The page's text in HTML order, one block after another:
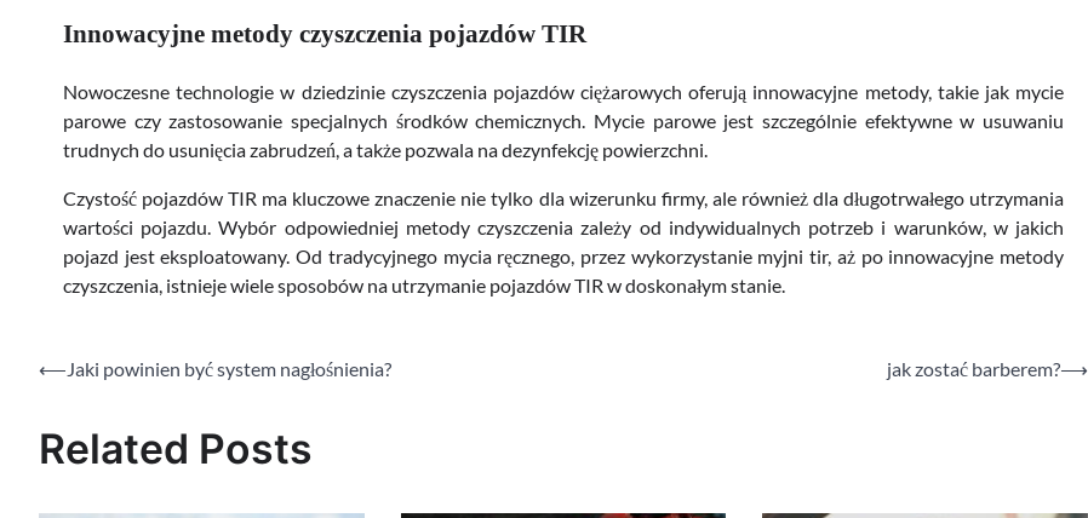
Innowacyjne metody czyszczenia pojazdów TIR
Nowoczesne technologie w dziedzinie czyszczenia pojazdów ciężarowych oferują innowacyjne metody, takie jak mycie
parowe czy zastosowanie specjalnych środków chemicznych. Mycie parowe jest szczególnie efektywne w usuwaniu
trudnych do usunięcia zabrudzeń, a także pozwala na dezynfekcję powierzchni.
Czystość pojazdów TIR ma kluczowe znaczenie nie tylko dla wizerunku firmy, ale również dla długotrwałego utrzymania
wartości pojazdu. Wybór odpowiedniej metody czyszczenia zależy od indywidualnych potrzeb i warunków, w jakich
pojazd jest eksploatowany. Od tradycyjnego mycia ręcznego, przez wykorzystanie myjni tir, aż po innowacyjne metody
czyszczenia, istnieje wiele sposobów na utrzymanie pojazdów TIR w doskonałym stanie.
Nawigacja
⟵Jaki powinien być system nagłośnienia? jak zostać barberem?⟶
Related Posts